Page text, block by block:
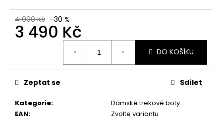
4 990 Kč –30 %
3 490 Kč
DO KOŠÍKU
Kategorie:
Dámské trekové boty
EAN:
Zvolte variantu
Zeptat se Sdílet
e
m
e
2418511
Kč